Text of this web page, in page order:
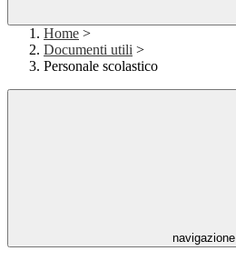
Home >
Documenti utili >
Personale scolastico
navigazione